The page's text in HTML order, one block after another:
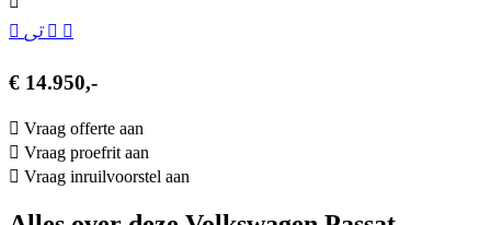
€ 14.950,-
Vraag offerte aan
Vraag proefrit aan
Vraag inruilvoorstel aan